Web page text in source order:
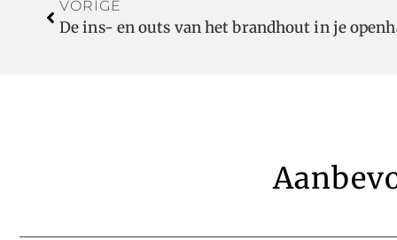
VORIGE
De ins- en outs van het brandhout in je